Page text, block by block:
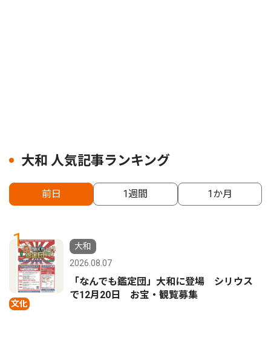
大和 人気記事ランキング
前日 1週間 1か月
1
文化
大和
2026.08.07
「なんでも鑑定団」大和に登場 シリウス
で12月20日 お宝・観覧募集